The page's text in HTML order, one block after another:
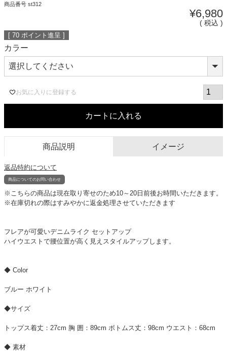
商品番号 st312
¥6,980
税込
[ 70 ポイント進呈 ]
カラー
お気に入りに登録する
カートに入れる
商品説明 イメージ
返品特約について
商品についてのお問い合わせ
※こちらの商品は現在取り寄せのため10～20日前後お時間いただきます。
※在庫切れの際はすみやかに返金処理させていただきます
フレアが可愛いデニムライク セットアップ
ハイウエストで腰位置が高く見えスタイルアップします。
◆ Color
ブルー ホワイト
◆サイズ
トップス着丈：27cm 胸 囲：89cm ボトムス丈：98cm ウエスト：68cm
◆ 素材